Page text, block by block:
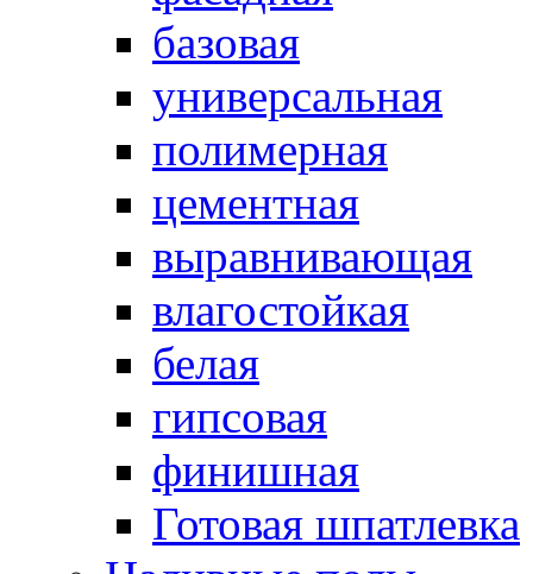
базовая
универсальная
полимерная
цементная
выравнивающая
влагостойкая
белая
гипсовая
финишная
Готовая шпатлевка